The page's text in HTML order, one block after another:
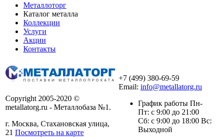
Металлоторг
Каталог металла
Коллекции
Услуги
Акции
Контакты
Copyright 2005-2020 ©
metallatorg.ru - Металлобаза №1.
г. Москва, Стахановская улица,
21 Посмотреть на карте
+7 (499) 380-69-59
Email: info@metallatorg.ru
График работы Пн-
Пт: с 9:00 до 21:00
Сб: с 9:00 до 18:00 Вс:
Выходной